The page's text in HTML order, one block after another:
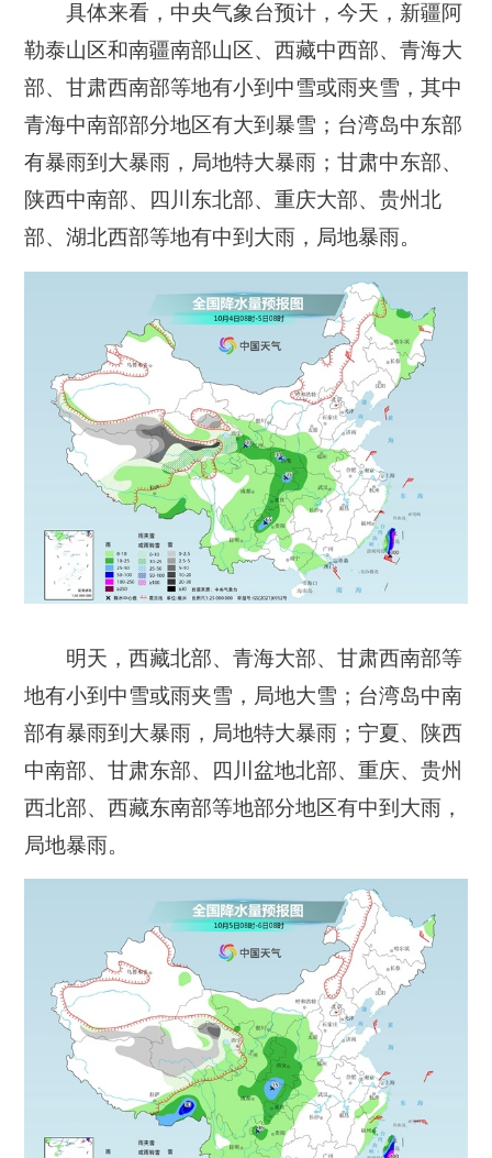
具体来看，中央气象台预计，今天，新疆阿
勒泰山区和南疆南部山区、西藏中西部、青海大
部、甘肃西南部等地有小到中雪或雨夹雪，其中
青海中南部部分地区有大到暴雪；台湾岛中东部
有暴雨到大暴雨，局地特大暴雨；甘肃中东部、
陕西中南部、四川东北部、重庆大部、贵州北
部、湖北西部等地有中到大雨，局地暴雨。
明天，西藏北部、青海大部、甘肃西南部等
地有小到中雪或雨夹雪，局地大雪；台湾岛中南
部有暴雨到大暴雨，局地特大暴雨；宁夏、陕西
中南部、甘肃东部、四川盆地北部、重庆、贵州
西北部、西藏东南部等地部分地区有中到大雨，
局地暴雨。